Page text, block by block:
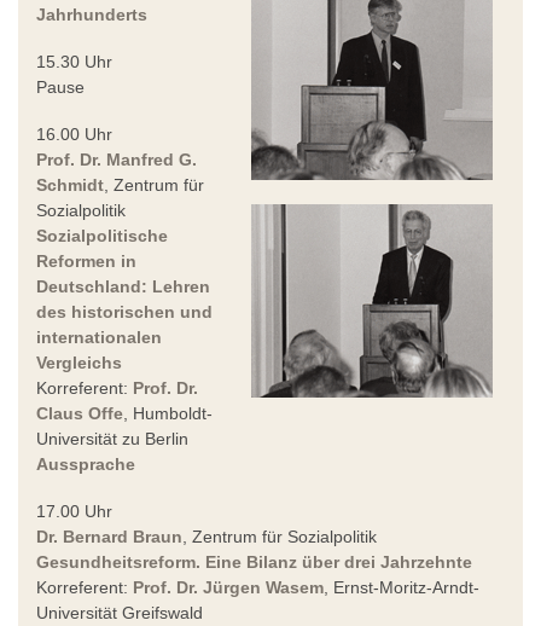
Jahrhunderts
15.30 Uhr
Pause
16.00 Uhr
Prof. Dr. Manfred G.
Schmidt , Zentrum für
Sozialpolitik
Sozialpolitische
Reformen in
Deutschland: Lehren
des historischen und
internationalen
Vergleichs
Korreferent: Prof. Dr.
Claus Offe , Humboldt-
Universität zu Berlin
Aussprache
17.00 Uhr
Dr. Bernard Braun , Zentrum für Sozialpolitik
Gesundheitsreform. Eine Bilanz über drei Jahrzehnte
Korreferent: Prof. Dr. Jürgen Wasem , Ernst-Moritz-Arndt-
Universität Greifswald